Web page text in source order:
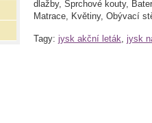
dlažby, Sprchové kouty,
Matrace, Květiny, Obývací
Tagy: jysk akční leták, jysk